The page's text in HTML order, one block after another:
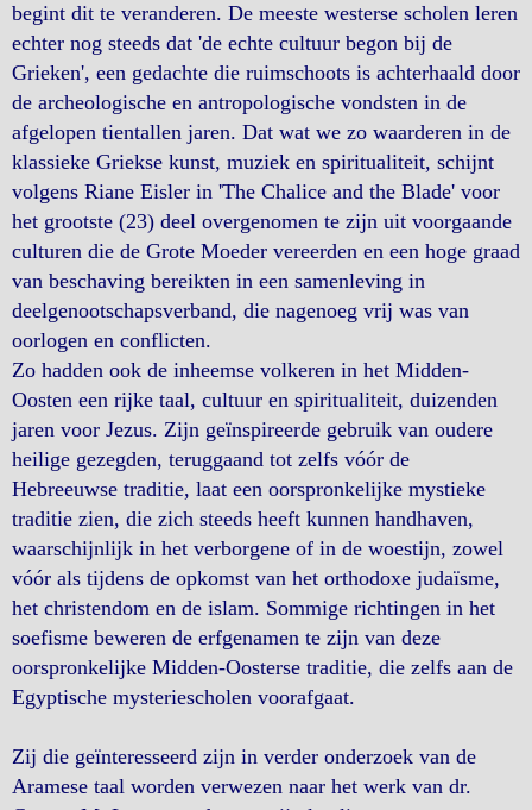
begint dit te veranderen. De meeste westerse scholen leren
echter nog steeds dat 'de echte cultuur begon bij de
Grieken', een gedachte die ruimschoots is achterhaald door
de archeologische en antropologische vondsten in de
afgelopen tientallen jaren. Dat wat we zo waarderen in de
klassieke Griekse kunst, muziek en spiritualiteit, schijnt
volgens Riane Eisler in 'The Chalice and the Blade' voor
het grootste (23) deel overgenomen te zijn uit voorgaande
culturen die de Grote Moeder vereerden en een hoge graad
van beschaving bereikten in een samenleving in
deelgenootschapsverband, die nagenoeg vrij was van
oorlogen en conflicten.
Zo hadden ook de inheemse volkeren in het Midden-
Oosten een rijke taal, cultuur en spiritualiteit, duizenden
jaren voor Jezus. Zijn geïnspireerde gebruik van oudere
heilige gezegden, teruggaand tot zelfs vóór de
Hebreeuwse traditie, laat een oorspronkelijke mystieke
traditie zien, die zich steeds heeft kunnen handhaven,
waarschijnlijk in het verborgene of in de woestijn, zowel
vóór als tijdens de opkomst van het orthodoxe judaïsme,
het christendom en de islam. Sommige richtingen in het
soefisme beweren de erfgenamen te zijn van deze
oorspronkelijke Midden-Oosterse traditie, die zelfs aan de
Egyptische mysteriescholen voorafgaat.
Zij die geïnteresseerd zijn in verder onderzoek van de
Aramese taal worden verwezen naar het werk van dr.